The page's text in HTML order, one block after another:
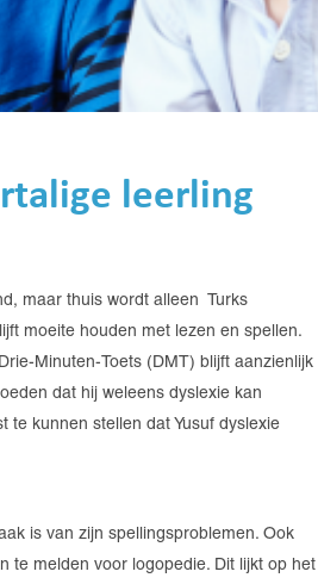
leerling
maar thuis wordt alleen Turks
moeite houden met lezen en spellen.
Minuten-Toets (DMT) blijft aanzienlijk
dat hij weleens dyslexie kan
te kunnen stellen dat Yusuf dyslexie
is van zijn spellingsproblemen. Ook
te melden voor logopedie. Dit lijkt op het